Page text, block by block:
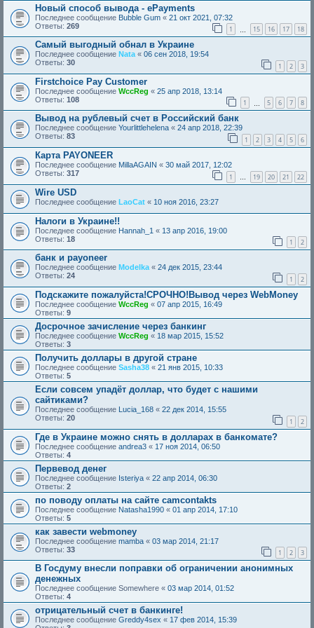
Новый способ вывода - ePayments
Последнее сообщение Bubble Gum « 21 окт 2021, 07:32
Ответы: 269 1 15 16 17 18
Самый выгодный обнал в Украине
Последнее сообщение Nata « 06 сен 2018, 19:54
Ответы: 30 1 2 3
Firstchoice Pay Customer
Последнее сообщение WccReg « 25 апр 2018, 13:14
Ответы: 108 1 5 6 7 8
Вывод на рублевый счет в Российский банк
Последнее сообщение Yourlittlehelena « 24 апр 2018, 22:39
Ответы: 83 1 2 3 4 5 6
Карта PAYONEER
Последнее сообщение MillaAGAIN « 30 май 2017, 12:02
Ответы: 317 1 … 19 20 21 22
Wire USD
Последнее сообщение LaoCat « 10 ноя 2016, 23:27
Налоги в Украине!!
Последнее сообщение Hannah_1 « 13 апр 2016, 19:00
Ответы: 18 1 2
банк и payoneer
Последнее сообщение Modelka « 24 дек 2015, 23:44
Ответы: 24 1 2
Подскажите пожалуйста!СРОЧНО!Вывод через WebMoney
Последнее сообщение WccReg « 07 апр 2015, 16:49
Ответы: 9
Досрочное зачисление через банкинг
Последнее сообщение WccReg « 18 мар 2015, 15:52
Ответы: 3
Получить доллары в другой стране
Последнее сообщение Sasha38 « 21 янв 2015, 10:33
Ответы: 5
Если совсем упадёт доллар, что будет с нашими
сайтиками?
Последнее сообщение Lucia_168 « 22 дек 2014, 15:55
Ответы: 20 1 2
Где в Украине можно снять в долларах в банкомате?
Последнее сообщение andrea3 « 17 ноя 2014, 06:50
Ответы: 4
Первевод денег
Последнее сообщение Isteriya « 22 апр 2014, 06:30
Ответы: 2
по поводу оплаты на сайте camcontakts
Последнее сообщение Natasha1990 « 01 апр 2014, 17:10
Ответы: 5
как завести webmoney
Последнее сообщение mamba « 03 мар 2014, 21:17
Ответы: 33 1 2 3
В Госдуму внесли поправки об ограничении анонимных
денежных
Последнее сообщение Somewhere « 03 мар 2014, 01:52
Ответы: 4
отрицательный счет в банкинге!
Последнее сообщение Greddy4sex « 17 фев 2014, 15:39